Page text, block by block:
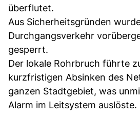
überflutet.
Aus Sicherheitsgründen
Durchgangsverkehr
gesperrt.
Der lokale Rohrbruch führte
kurzfristigen Absinken des
ganzen Stadtgebiet, was
Alarm im Leitsystem auslöste.